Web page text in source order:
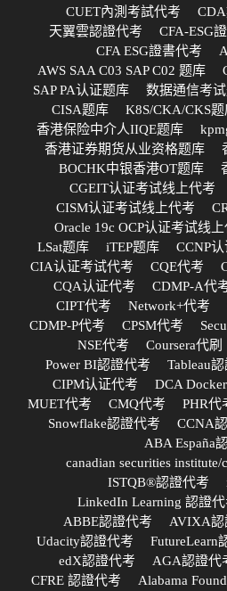
CUET內測考試代考
天翼雲認證代考
CFA-ESG
CFA ESG證書代考
AWS SAA C03 SAP C02 题库
SAP PA认证题库
数据通信考
CISA题库
K8S/CKA/CKS题
香港保险中介人IIQE题库
香港证券期货从业资格题库
BOCHK中银香港OT题库
CGEIT认证考试线上代考
CISM认证考试线上代考
Oracle 19c OCP认证考试线
LSat题库
iTEP题库 CCNP
CIA认证考试代考
CQE代考
CQA认证代考
CDMP-A代
CIPT代考
Network+代考
CDMP-P代考
CPSM代考
NSE代考
Coursera代刷
Power BI認證代考
Tableau
CIPM认证代考
DCA
MUET代考
CMQ代考 PHR代
Snowflake認證代考
CCNA
ABA España
canadian securities
ISTQB®認證代考
LinkedIn Learning 認證代
ABBE認證代考
AVIXA認
Udacity認證代考
FutureLearn
edX認證代考
AGA認證代
CFRE 認證代考
Alabama